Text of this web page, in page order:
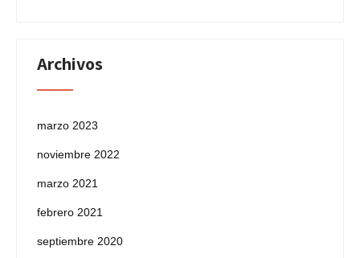
Archivos
marzo 2023
noviembre 2022
marzo 2021
febrero 2021
septiembre 2020